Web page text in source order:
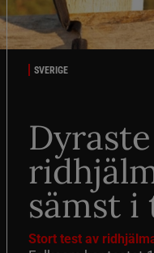
SVERIGE
Dyraste
sämst i
Stort test av